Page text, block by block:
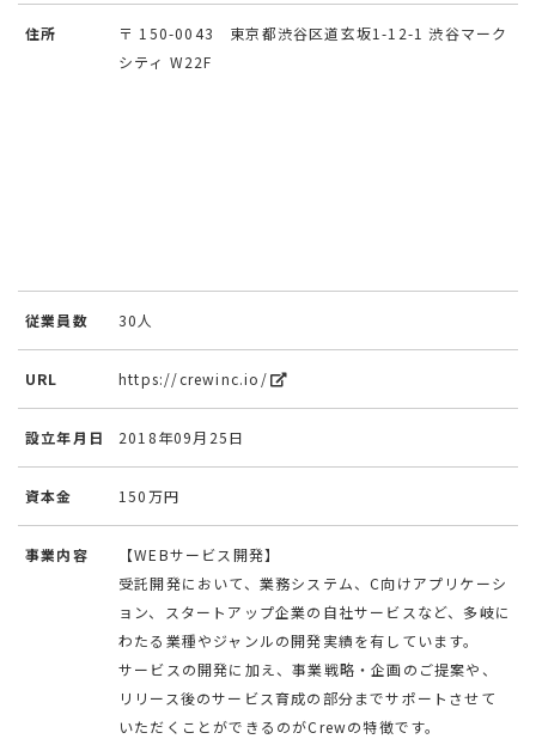
住所
〒 150-0043 東京都渋谷区道玄坂1-12-1 渋谷マーク
シティ W22F
従業員数 30人
URL https://crewinc.io/
設立年月日 2018年09月25日
資本金 150万円
事業内容
【WEBサービス開発】
受託開発において、業務システム、C向けアプリケーシ
ョン、スタートアップ企業の自社サービスなど、多岐に
わたる業種やジャンルの開発実績を有しています。
サービスの開発に加え、事業戦略・企画のご提案や、
リリース後のサービス育成の部分までサポートさせて
いただくことができるのがCrewの特徴です。